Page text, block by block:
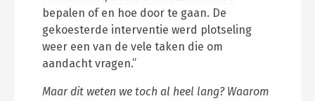
bepalen of en hoe door te gaan. De
gekoesterde interventie werd plotseling
weer een van de vele taken die om
aandacht vragen.”
Maar dit weten we toch al heel lang? Waarom